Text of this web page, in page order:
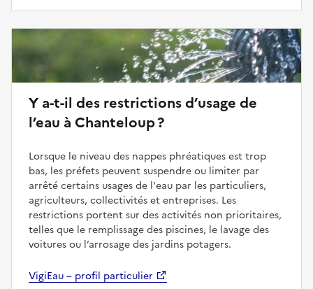
Y a-t-il des restrictions d’usage de
l’eau à Chanteloup ?
Lorsque le niveau des nappes phréatiques est trop
bas, les préfets peuvent suspendre ou limiter par
arrêté certains usages de l'eau par les particuliers,
agriculteurs, collectivités et entreprises. Les
restrictions portent sur des activités non prioritaires,
telles que le remplissage des piscines, le lavage des
voitures ou l’arrosage des jardins potagers.
VigiEau – profil particulier